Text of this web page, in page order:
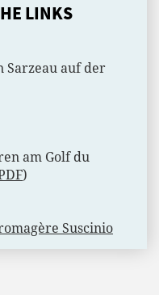
LINKS
Sarzeau auf der
am Golf du
)
Suscinio